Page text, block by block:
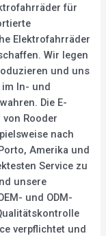
für
Elektrofahrräder
Wir legen
und uns
In- und
Die E-
Rooder
nach
Amerika und
Service zu
unsere
und ODM-
verpflichtet und